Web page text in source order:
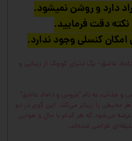
دارد و روشن نمیشود.
نکته دقت فرمایید.
کنسلی وجود ندارد.
عاشق– یک دنیای کوچک از زیبایی و
و جذاب، به نام "عروس و داماد عاشق"
محیطی را زیباتر می‌کند. این گوی در دو
می‌شود که هر کدام با حال و هوایی
طراحی شده‌اند.